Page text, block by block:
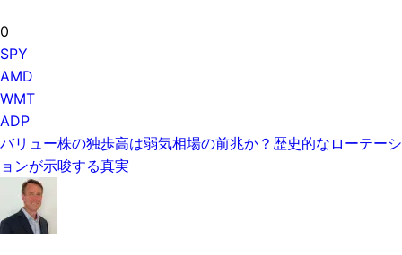
0
SPY
AMD
WMT
ADP
バリュー株の独歩高は弱気相場の前兆か？歴史的なローテーシ
ョンが示唆する真実